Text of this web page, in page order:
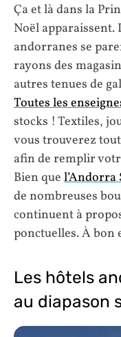
Ça et là dans la
Noël apparaissent.
andorranes se
rayons des
autres tenues de
Toutes les
stocks ! Textiles,
vous trouverez
afin de remplir
Bien que l’Andorra
de nombreuses
continuent à
ponctuelles. À bon
Les hôtels
au diapason